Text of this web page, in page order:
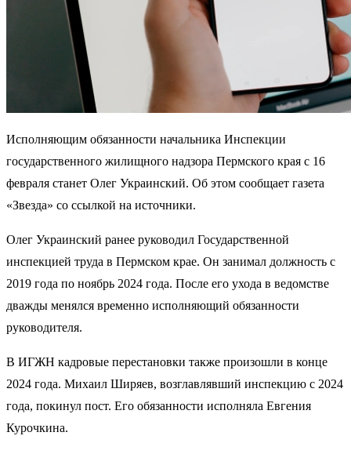
Исполняющим обязанности начальника Инспекции
государственного жилищного надзора Пермского края с 16
февраля станет Олег Украинский. Об этом сообщает газета
«Звезда» со ссылкой на источники.
Олег Украинский ранее руководил Государственной
инспекцией труда в Пермском крае. Он занимал должность с
2019 года по ноябрь 2024 года. После его ухода в ведомстве
дважды менялся временно исполняющий обязанности
руководителя.
В ИГЖН кадровые перестановки также произошли в конце
2024 года. Михаил Ширяев, возглавлявший инспекцию с 2024
года, покинул пост. Его обязанности исполняла Евгения
Курочкина.